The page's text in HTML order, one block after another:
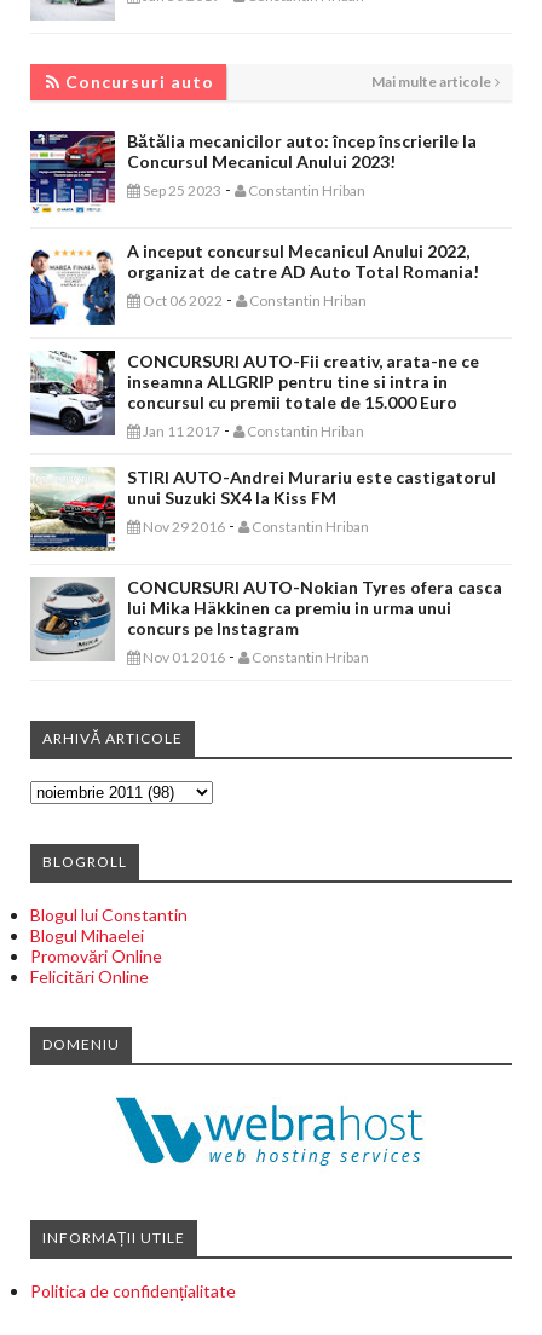
Concursuri auto Mai multe articole
Bătălia mecanicilor auto: încep înscrierile la
Concursul Mecanicul Anului 2023!
Sep 25 2023 - Constantin Hriban
A inceput concursul Mecanicul Anului 2022,
organizat de catre AD Auto Total Romania!
Oct 06 2022 - Constantin Hriban
CONCURSURI AUTO-Fii creativ, arata-ne ce
inseamna ALLGRIP pentru tine si intra in
concursul cu premii totale de 15.000 Euro
Jan 11 2017 - Constantin Hriban
STIRI AUTO-Andrei Murariu este castigatorul
unui Suzuki SX4 la Kiss FM
Nov 29 2016 - Constantin Hriban
CONCURSURI AUTO-Nokian Tyres ofera casca
lui Mika Häkkinen ca premiu in urma unui
concurs pe Instagram
Nov 01 2016 - Constantin Hriban
ARHIVĂ ARTICOLE
BLOGROLL
Blogul lui Constantin
Blogul Mihaelei
Promovări Online
Felicitări Online
DOMENIU
INFORMAȚII UTILE
Politica de confidențialitate